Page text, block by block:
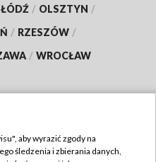
ŁÓDŹ / OLSZTYN /
/ RZESZÓW /
/ WROCŁAW
aby wyrazić zgody na
śledzenia i zbierania danych,